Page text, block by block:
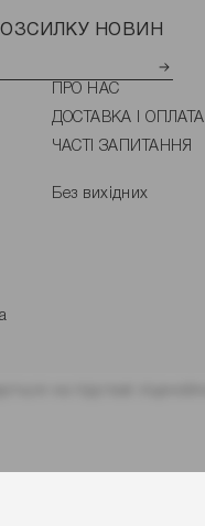
НОВИН
ПРО НАС
ДОСТАВКА І ОПЛАТА
ЧАСТІ ЗАПИТАННЯ
Без вихідних